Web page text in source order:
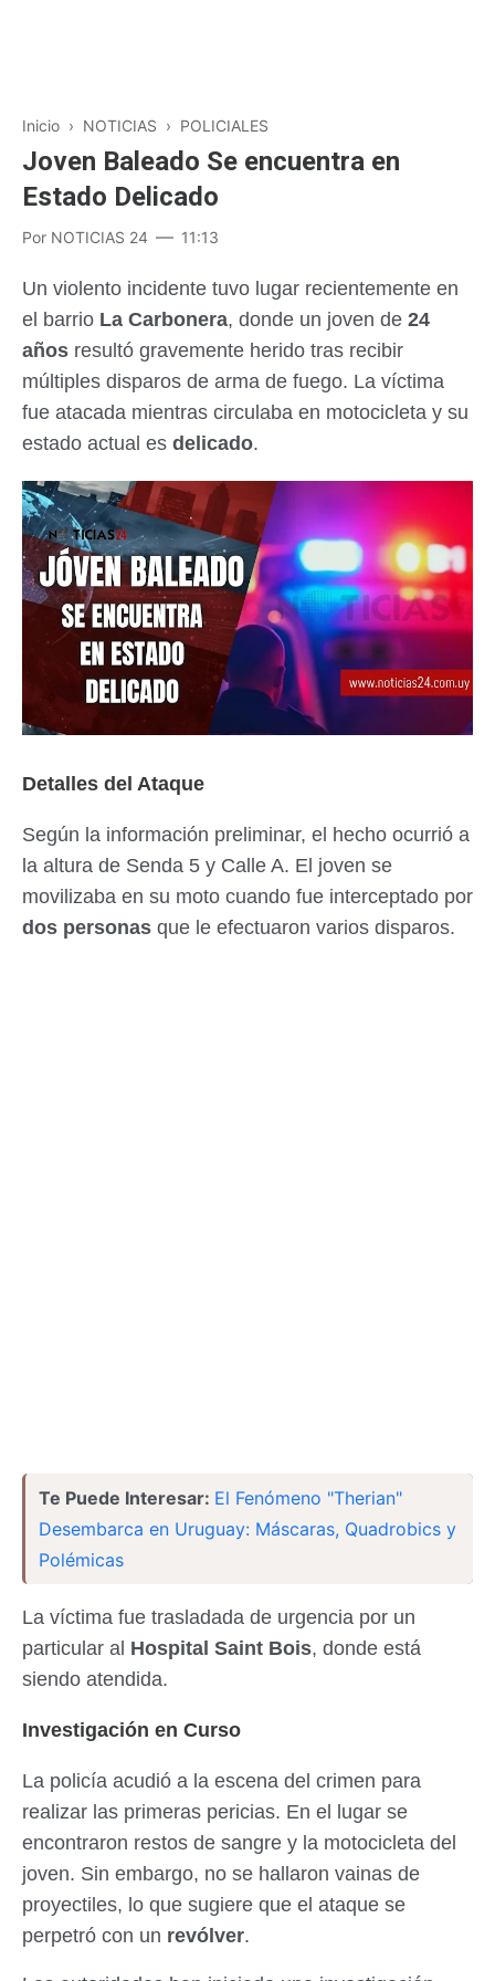
Inicio › NOTICIAS › POLICIALES
Joven Baleado Se encuentra en
Estado Delicado
Por NOTICIAS 24 11:13
Un violento incidente tuvo lugar recientemente en
el barrio La Carbonera, donde un joven de 24
años resultó gravemente herido tras recibir
múltiples disparos de arma de fuego. La víctima
fue atacada mientras circulaba en motocicleta y su
estado actual es delicado.
Detalles del Ataque
Según la información preliminar, el hecho ocurrió a
la altura de Senda 5 y Calle A. El joven se
movilizaba en su moto cuando fue interceptado por
dos personas que le efectuaron varios disparos.
Te Puede Interesar: El Fenómeno "Therian"
Desembarca en Uruguay: Máscaras, Quadrobics y
Polémicas
La víctima fue trasladada de urgencia por un
particular al Hospital Saint Bois, donde está
siendo atendida.
Investigación en Curso
La policía acudió a la escena del crimen para
realizar las primeras pericias. En el lugar se
encontraron restos de sangre y la motocicleta del
joven. Sin embargo, no se hallaron vainas de
proyectiles, lo que sugiere que el ataque se
perpetró con un revólver.